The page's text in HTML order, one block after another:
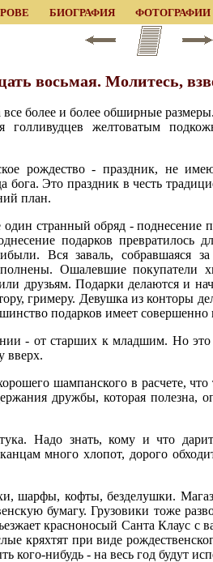
БИОГРАФИЯ ФОТОГРАФИИ
восьмая. Молитесь,
все более и более обширные
голливудцев желтоватым
рождество - праздник, не
бога. Это праздник в честь
план.
странный обряд - поднесение
подарков превратилось
Вся заваль, собравшаяся
Ошалевшие покупатели
друзьям. Подарки делаются и
гримеру. Девушка из конторы
подарков имеет совершенно
- от старших к младшим. Но
вверх.
шампанского в расчете,
дружбы, которая полезна,
Надо знать, кому и что
много хлопот, дорого
шарфы, кофты, безделушки.
бумагу. Грузовики тоже
красноносый Санта Клаус
кряхтят при виде
кого-нибудь - на весь год будут